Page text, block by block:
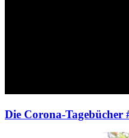
Die Corona-Tagebücher